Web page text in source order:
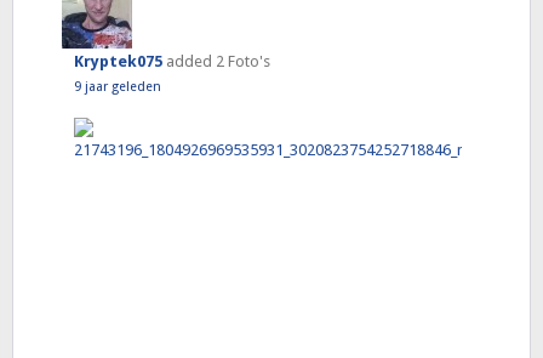
Kryptek075 added 2 Foto's
9 jaar geleden